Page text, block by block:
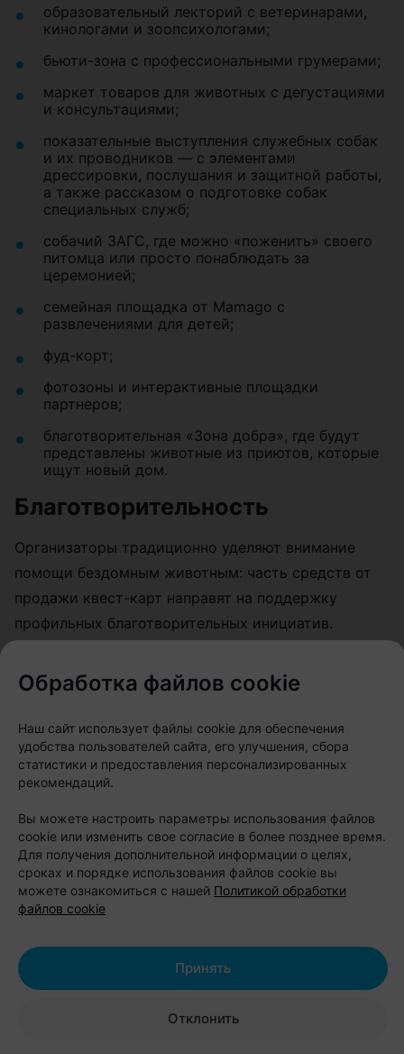
образовательный лекторий с ветеринарами,
кинологами и зоопсихологами;
бьюти-зона с профессиональными грумерами;
маркет товаров для животных с дегустациями
и консультациями;
показательные выступления служебных собак
и их проводников — с элементами
дрессировки, послушания и защитной работы,
а также рассказом о подготовке собак
специальных служб;
собачий ЗАГС, где можно «поженить» своего
питомца или просто понаблюдать за
церемонией;
семейная площадка от Mamago с
развлечениями для детей;
фуд-корт;
фотозоны и интерактивные площадки
партнеров;
благотворительная «Зона добра», где будут
представлены животные из приютов, которые
ищут новый дом.
Благотворительность
Организаторы традиционно уделяют внимание
помощи бездомным животным: часть средств от
продажи квест-карт направят на поддержку
профильных благотворительных инициатив.
свежем воздухе, где можно получить полезные
питомцем и познакомиться с миром животных
ближе.
Что: Pets Fest 2026
Когда: 8–9 августа 2026 года
Где: Lakeside Park, г. Минск, ул. Дисенская, 2П,
побережье Цнянского водохранилища
Вход: свободный
Другие интересные новости в нашем телеграм-
Обработка файлов cookie
Наш сайт использует файлы cookie для обеспечения
удобства пользователей сайта, его улучшения, сбора
статистики и предоставления персонализированных
рекомендаций.
Вы можете настроить параметры использования файлов
cookie или изменить свое согласие в более позднее время.
Для получения дополнительной информации о целях,
сроках и порядке использования файлов cookie вы
можете ознакомиться с нашей Политикой обработки
файлов cookie
Отклонить
Принять